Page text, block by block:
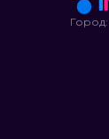
Город: